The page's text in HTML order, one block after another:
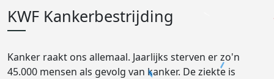
KWF Kankerbestrijding
Kanker raakt ons allemaal. Jaarlijks sterven er zo'n
45.000 mensen als gevolg van kanker. De ziekte is